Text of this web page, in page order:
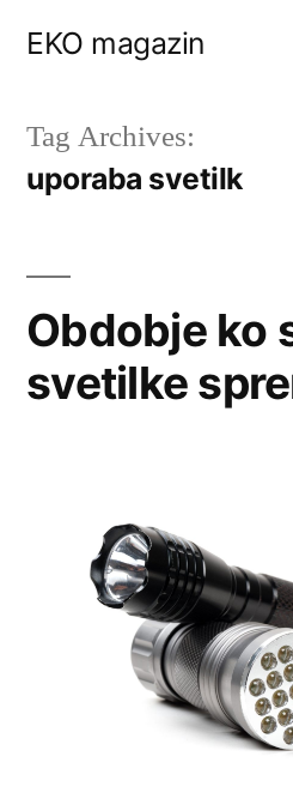
EKO magazin
Tag Archives:
uporaba svetilk
Obdobje ko
svetilke